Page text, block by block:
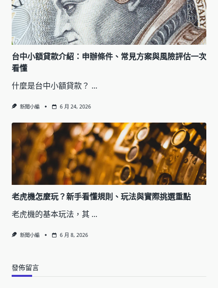
台中小額貸款介紹：申辦條件、常見方案與風險評估一次
看懂
什麼是台中小額貸款？ ...
新聞小編 6 月 24, 2026
老虎機怎麼玩？新手看懂規則、玩法與實際挑選重點
老虎機的基本玩法，其 ...
新聞小編 6 月 8, 2026
發佈留言